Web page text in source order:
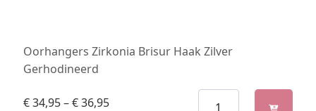
Oorhangers Zirkonia Brisur Haak Zilver
Gerhodineerd
€34,95–€36,95